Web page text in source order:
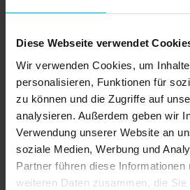
Diese Webseite verwendet
Wir verwenden Cookies, um
personalisieren, Funktionen für
zu können und die Zugriffe auf
analysieren. Außerdem geben wir
Verwendung unserer Website an
soziale Medien, Werbung und
Partner führen diese
weiteren Daten zusammen, die Sie
und Haptik. Sie
sind aufgefaltet
IN
Pack
25 cocktailgroße
Servietten sind